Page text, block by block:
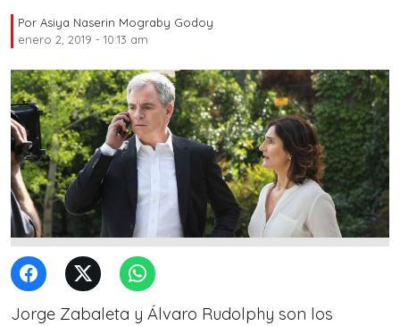
Por Asiya Naserin Mograby Godoy
enero 2, 2019 - 10:13 am
Jorge Zabaleta y Álvaro Rudolphy son los